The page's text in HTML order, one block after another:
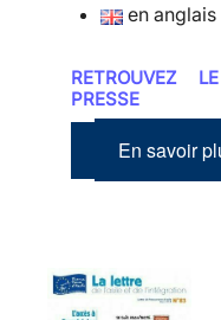
en anglais
RETROUVEZ
PRESSE
En savoir